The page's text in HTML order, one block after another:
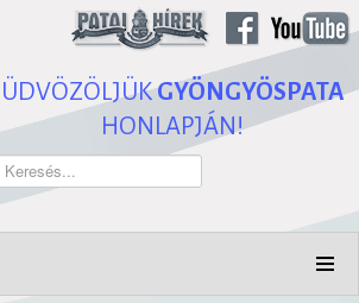
ÜDVÖZÖLJÜKGYÖNGYÖSPATA
HONLAPJÁN!
Keresés...